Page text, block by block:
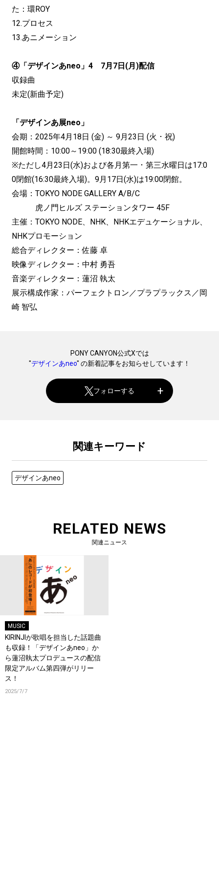
た：環ROY
12.プロセス
13.あニメーション
④「デザインあneo」4 7月7日(月)配信
収録曲
未定(新曲予定)
「デザインあ展neo」
会期：2025年4月18日 (金) ～ 9月23日 (火 ･ 祝)
開館時間：10:00～19:00 (18:30最終入場)
※ただし4月23日(水)および各月第一 ･ 第三水曜日は17:0
0閉館(16:30最終入場)。9月17日(水)は19:00閉館。
会場：TOKYO NODE GALLERY A/B/C
虎ノ門ヒルズ ステーションタワー 45F
主催：TOKYO NODE、NHK、NHKエデュケーショナル、
NHKプロモーション
総合ディレクター：佐藤 卓
映像ディレクター：中村 勇吾
音楽ディレクター：蓮沼 執太
展示構成作家：パーフェクトロン／プラプラックス／岡
崎 智弘
PONY CANYON公式Xでは
"デザインあneo" の新着記事をお知らせしています！
フォローする
関連キーワード
デザインあneo
RELATED NEWS
関連ニュース
MUSIC
KIRINJIが歌唱を担当した話題曲
も収録！「デザインあneo」か
ら蓮沼執太プロデュースの配信
限定アルバム第四弾がリリー
ス！
2025/7/7